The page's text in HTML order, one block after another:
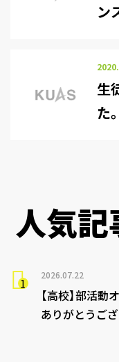
ン
生
た。
人気
2026.07.22
【高校】部活
ありがとうご